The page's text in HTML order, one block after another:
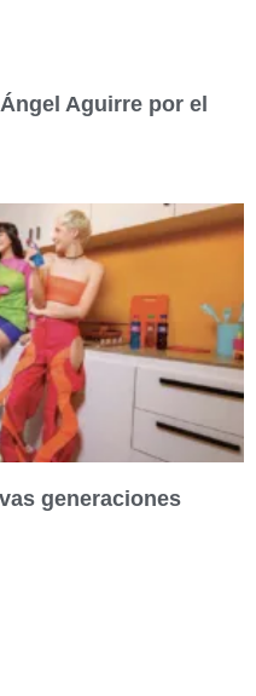
Aguirre por el
generaciones